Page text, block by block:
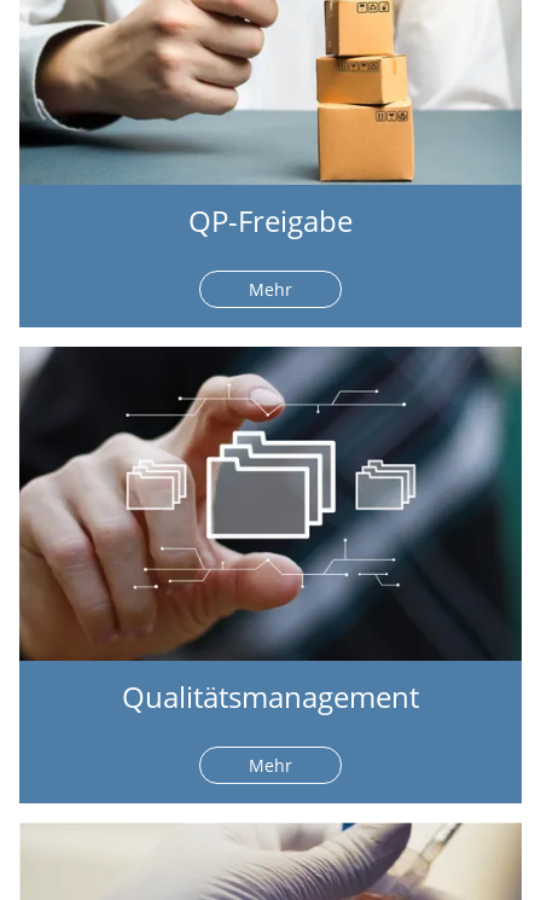
QP-Freigabe
Mehr
Qualitätsmanagement
Mehr